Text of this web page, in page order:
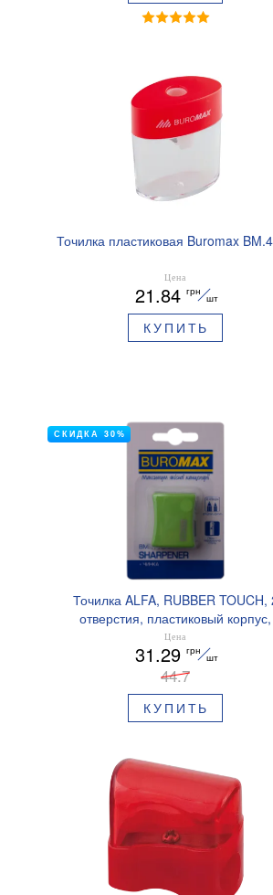
Точилка пластиковая Buromax
Цена
21.84 грн
шт
КУПИТЬ
Точилка ALFA, RUBBER TOUCH,
отверстия, пластиковый корпус,
контейнер, 1 штука (блистер),
BM.4778-1
Цена
31.29 грн
шт
44.7
КУПИТЬ
СКИДКА 30%